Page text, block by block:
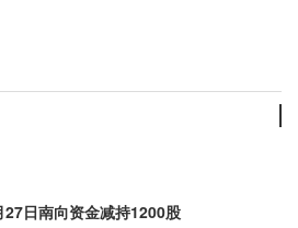
日南向资金减持1200股